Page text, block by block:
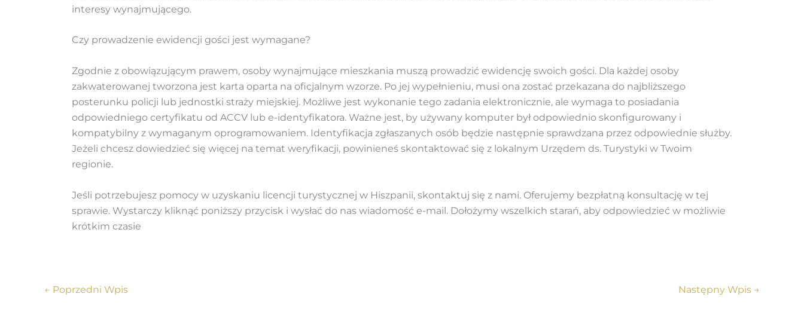
interesy wynajmującego.
Czy prowadzenie ewidencji gości jest wymagane?
Zgodnie z obowiązującym prawem, osoby wynajmujące mieszkania muszą prowadzić ewidencję swoich gości. Dla każdej osoby
zakwaterowanej tworzona jest karta oparta na oficjalnym wzorze. Po jej wypełnieniu, musi ona zostać przekazana do najbliższego
posterunku policji lub jednostki straży miejskiej. Możliwe jest wykonanie tego zadania elektronicznie, ale wymaga to posiadania
odpowiedniego certyfikatu od ACCV lub e-identyfikatora. Ważne jest, by używany komputer był odpowiednio skonfigurowany i
kompatybilny z wymaganym oprogramowaniem. Identyfikacja zgłaszanych osób będzie następnie sprawdzana przez odpowiednie służby.
Jeżeli chcesz dowiedzieć się więcej na temat weryfikacji, powinieneś skontaktować się z lokalnym Urzędem ds. Turystyki w Twoim
regionie.
Jeśli potrzebujesz pomocy w uzyskaniu licencji turystycznej w Hiszpanii, skontaktuj się z nami. Oferujemy bezpłatną konsultację w tej
sprawie. Wystarczy kliknąć poniższy przycisk i wysłać do nas wiadomość e-mail. Dołożymy wszelkich starań, aby odpowiedzieć w możliwie
krótkim czasie
← Poprzedni Wpis Następny Wpis →